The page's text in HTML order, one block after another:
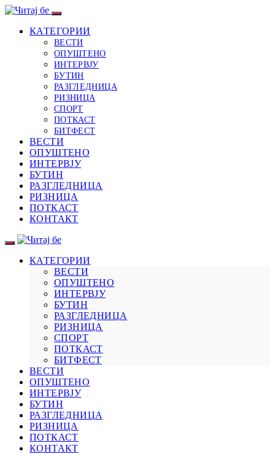
КАТЕГОРИИ
ВЕСТИ
ОПУШТЕНО
ИНТЕРВЈУ
БУТИН
РАЗГЛЕДНИЦА
РИЗНИЦА
СПОРТ
ПОТКАСТ
БИТФЕСТ
ВЕСТИ
ОПУШТЕНО
ИНТЕРВЈУ
БУТИН
РАЗГЛЕДНИЦА
РИЗНИЦА
ПОТКАСТ
КОНТАКТ
КАТЕГОРИИ
ВЕСТИ
ОПУШТЕНО
ИНТЕРВЈУ
БУТИН
РАЗГЛЕДНИЦА
РИЗНИЦА
СПОРТ
ПОТКАСТ
БИТФЕСТ
ВЕСТИ
ОПУШТЕНО
ИНТЕРВЈУ
БУТИН
РАЗГЛЕДНИЦА
РИЗНИЦА
ПОТКАСТ
КОНТАКТ